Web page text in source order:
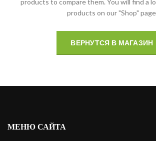
products to compare them. You will find a
products on our "Shop"
ВЕРНУТСЯ В МАГАЗИН
МЕНЮ САЙТА